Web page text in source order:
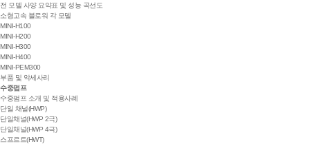
전 모델 사양 요약표 및 성능 곡선도
소형고속 블로워 각 모델
MINI-H100
MINI-H200
MINI-H300
MINI-H400
MINI-PEM300
부품 및 악세사리
수중펌프
수중펌프 소개 및 적용사례
단일 채널(HWP)
단일채널(HWP 2극)
단일채널(HWP 4극)
스프르트(HWT)